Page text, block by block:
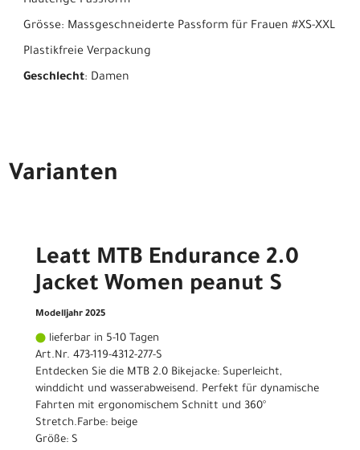
Grösse: Massgeschneiderte Passform für Frauen #XS-XXL
Plastikfreie Verpackung
Geschlecht: Damen
Varianten
Leatt MTB Endurance 2.0
Jacket Women peanut S
Modelljahr 2025
lieferbar in 5-10 Tagen
Art.Nr. 473-119-4312-277-S
Entdecken Sie die MTB 2.0 Bikejacke: Superleicht,
winddicht und wasserabweisend. Perfekt für dynamische
Fahrten mit ergonomischem Schnitt und 360°
Stretch.Farbe: beige
Größe: S